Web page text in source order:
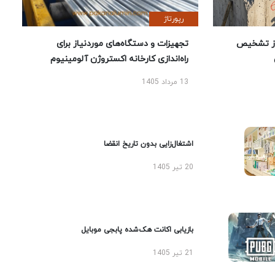
تشخیص
رپورتاژ
تجهیزات و دستگاه‌های موردنیاز برای
راه‌اندازی کارخانه اکستروژن آلومینیوم
13 مرداد 1405
اشتغال‌زایی بدون تاریخ انقضا
20 تیر 1405
بازیابی اکانت هک‌شده پابجی موبایل